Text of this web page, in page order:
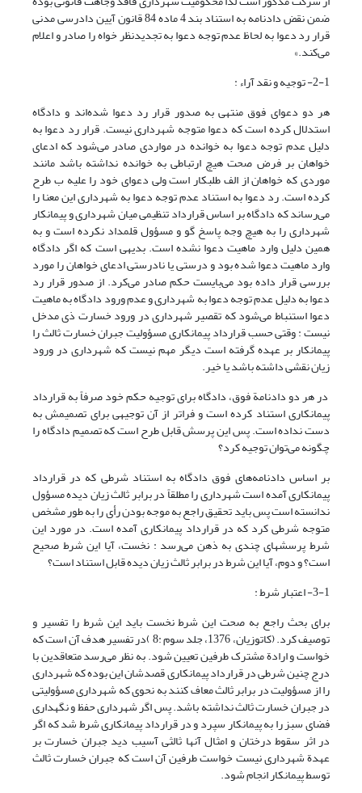
ضمن نقض دادنامه به استناد بند 4 ماده 84 قانون آیین دادرسی مدنی
قرار رد دعوا به لحاظ عدم توجه دعوا به تجدیدنظر خواه را صادر و اعلام
می‌کند.»
2-1- توجیه و نقد آراء :
هر دو دعوای فوق منتهی به صدور قرار رد دعوا شده‌اند و دادگاه
استدلال کرده است که دعوا متوجه شهرداری نیست. قرار رد دعوا به
دلیل عدم توجه دعوا به خوانده در مواردی صادر می‌شود که ادعای
خواهان بر فرض صحت هیچ ارتباطی به خوانده نداشته باشد مانند
موردی که خواهان از الف طلبکار است ولی دعوای خود را علیه ب طرح
کرده است. رد دعوا به استناد عدم توجه دعوا به شهرداری این معنا را
می‌رساند که دادگاه بر اساس قرارداد تنظیمی میان شهرداری و پیمانکار
شهرداری را به هیچ وجه پاسخ گو و مسؤول قلمداد نکرده است و به
همین دلیل وارد ماهیت دعوا نشده است. بدیهی است که اگر دادگاه
وارد ماهیت دعوا شده بود و درستی یا نادرستی ادعای خواهان را مورد
بررسی قرار داده بود می‌بایست حکم صادر می‌کرد. از صدور قرار رد
دعوا به دلیل عدم توجه دعوا به شهرداری و عدم ورود دادگاه به ماهیت
دعوا استنباط می‌شود که تقصیر شهرداری در ورود خسارت ذی مدخل
نیست : وقتی حسب قرارداد پیمانکاری مسؤولیت جبران خسارت ثالث را
پیمانکار بر عهده گرفته است دیگر مهم نیست که شهرداری در ورود
زیان نقشی داشته باشد یا خیر.
در هر دو دادنامة فوق، دادگاه برای توجیه حکم خود صرفاً به قرارداد
پیمانکاری استناد کرده است و فراتر از آن توجیهی برای تصمیمش به
دست نداده است. پس این پرسش قابل طرح است که تصمیم دادگاه را
چگونه می‌توان توجیه کرد؟
بر اساس دادنامه‌های فوق دادگاه به استناد شرطی که در قرارداد
پیمانکاری آمده است شهرداری را مطلقاً در برابر ثالث زیان دیده مسؤول
ندانسته است پس باید تحقیق راجع به موجه بودن رأی را به طور مشخص
متوجه شرطی کرد که در قرارداد پیمانکاری آمده است. در مورد این
شرط پرسشهای چندی به ذهن می‌رسد : نخست، آیا این شرط صحیح
است؟ و دوم، آیا این شرط در برابر ثالث زیان دیده قابل استناد است؟
3-1- اعتبار شرط :
برای بحث راجع به صحت این شرط نخست باید این شرط را تفسیر و
توصیف کرد. (کاتوزیان، 1376، جلد سوم :8 )در تفسیر هدف آن است که
خواست و ارادة مشترک طرفین تعیین شود. به نظر می‌رسد متعاقدین با
درج چنین شرطی در قرارداد پیمانکاری قصدشان این بوده که شهرداری
را از مسؤولیت در برابر ثالث معاف کنند به نحوی که شهرداری مسؤولیتی
در جبران خسارت ثالث نداشته باشد. پس اگر شهرداری حفظ و نگهداری
فضای سبز را به پیمانکار سپرد و در قرارداد پیمانکاری شرط شد که اگر
در اثر سقوط درختان و امثال آنها ثالثی آسیب دید جبران خسارت بر
عهدة شهرداری نیست خواست طرفین آن است که جبران خسارت ثالث
توسط پیمانکار انجام شود.